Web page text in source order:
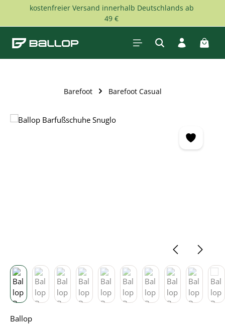
Skip to main content
kostenfreier Versand innerhalb Deutschlands ab
49 €
Barefoot Barefoot Casual
Skip image gallery
Ballop